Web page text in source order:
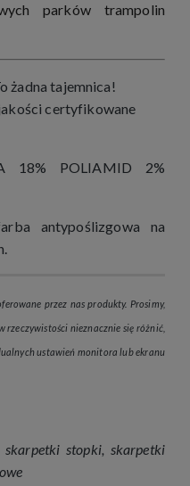
parków trampolin
żadna tajemnica!
certyfikowane
18% POLIAMID 2%
antypoślizgowa na
przez nas produkty. Prosimy,
rzeczywistości nieznacznie się różnić,
ustawień monitora lub ekranu
skarpetki stopki, skarpetki